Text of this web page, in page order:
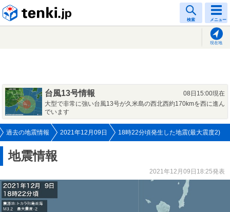
検索 メニュー
現在地
台風13号情報
08日15:00現在
大型で非常に強い台風13号が久米島の西北西約170kmを西に進ん
でいます
過去の地震情報 2021年12月09日 18時22分頃発生した地震(最大震度2)
地震情報
2021年12月09日18:25発表